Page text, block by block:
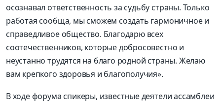
осознавал ответственность за судьбу страны. Только
работая сообща, мы сможем создать гармоничное и
справедливое общество. Благодарю всех
соотечественников, которые добросовестно и
неустанно трудятся на благо родной страны. Желаю
вам крепкого здоровья и благополучия».
В ходе форума спикеры, известные деятели ассамблеи